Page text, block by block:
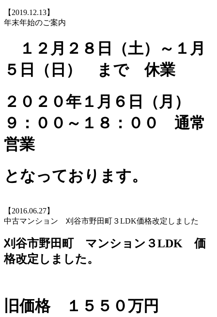
【2019.12.13】
年末年始のご案内
１２月２８日（土）～１月
５日（日） まで 休業
２０２０年１月６日（月）
９：００～１８：００ 通常
営業
となっております。
【2016.06.27】
中古マンション 刈谷市野田町３LDK価格改定しました
刈谷市野田町 マンション３LDK 価
格改定しました。
旧価格 １５５０万円